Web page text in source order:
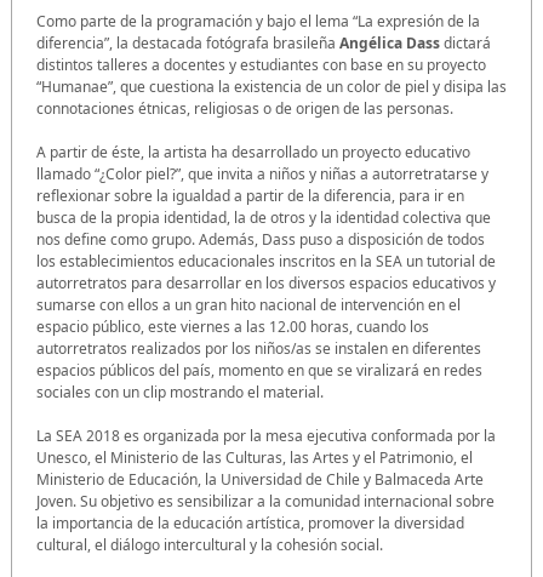
Como parte de la programación y bajo el lema “La expresión de la
diferencia”, la destacada fotógrafa brasileña Angélica Dassdictará
distintos talleres a docentes y estudiantes con base en su proyecto
“Humanae”, que cuestiona la existencia de un color de piel y disipa las
connotaciones étnicas, religiosas o de origen de las personas.
A partir de éste, la artista ha desarrollado un proyecto educativo
llamado “¿Color piel?”, que invita a niños y niñas a autorretratarse y
reflexionar sobre la igualdad a partir de la diferencia, para ir en
busca de la propia identidad, la de otros y la identidad colectiva que
nos define como grupo. Además, Dass puso a disposición de todos
los establecimientos educacionales inscritos en la SEA un tutorial de
autorretratos para desarrollar en los diversos espacios educativos y
sumarse con ellos a un gran hito nacional de intervención en el
espacio público, este viernes a las 12.00 horas, cuando los
autorretratos realizados por los niños/as se instalen en diferentes
espacios públicos del país, momento en que se viralizará en redes
sociales con un clip mostrando el material.
La SEA 2018 es organizada por la mesa ejecutiva conformada por la
Unesco, el Ministerio de las Culturas, las Artes y el Patrimonio, el
Ministerio de Educación, la Universidad de Chile y Balmaceda Arte
Joven. Su objetivo es sensibilizar a la comunidad internacional sobre
la importancia de la educación artística, promover la diversidad
cultural, el diálogo intercultural y la cohesión social.